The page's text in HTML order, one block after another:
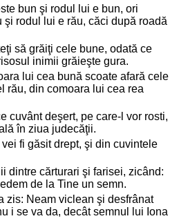
bun şi rodul lui e bun, ori
şi rodul lui e rău, căci după roadă
să grăiţi cele bune, odată ce
inimii grăieşte gura.
lui cea bună scoate afară cele
rău, din comoara lui cea rea
cuvânt deşert, pe care-l vor rosti,
în ziua judecăţii.
fi găsit drept, şi din cuvintele
dintre cărturari şi farisei, zicând:
de la Tine un semn.
zis: Neam viclean şi desfrânat
i se va da, decât semnul lui Iona